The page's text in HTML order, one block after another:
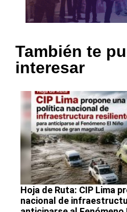
También te
interesar
Hoja de Ruta: CIP Lima
nacional de